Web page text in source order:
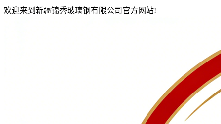
欢迎来到新疆锦秀玻璃钢有限公司官方网站!